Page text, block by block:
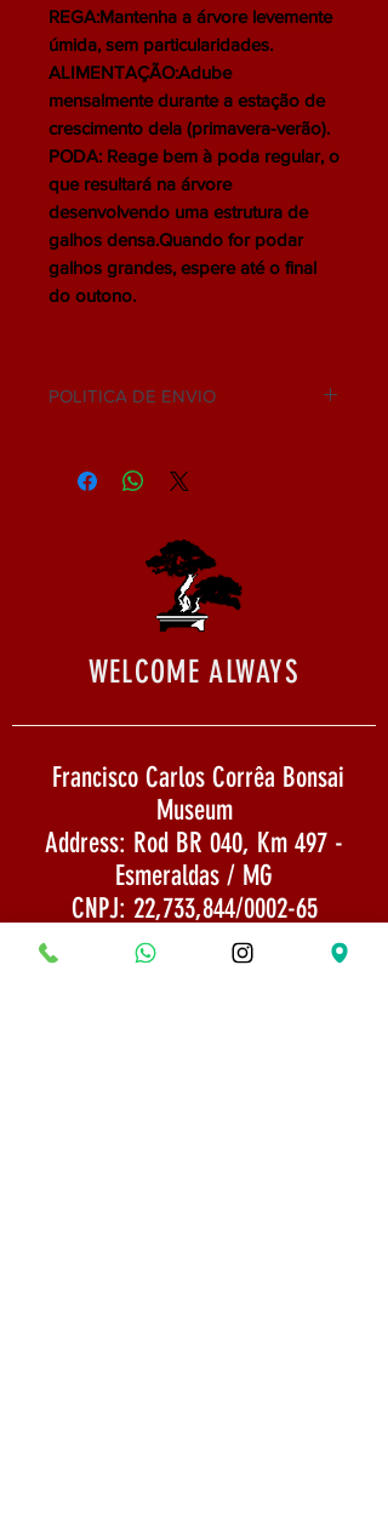
REGA:Mantenha a árvore levemente
úmida, sem particularidades.
ALIMENTAÇÃO:Adube
mensalmente durante a estação de
crescimento dela (primavera-verão).
PODA: Reage bem à poda regular, o
que resultará na árvore
desenvolvendo uma estrutura de
galhos densa.Quando for podar
galhos grandes, espere até o final
do outono.
POLITICA DE ENVIO
WELCOME ALWAYS
Francisco Carlos Corrêa Bonsai
Museum
Address: Rod BR 040, Km 497 -
Esmeraldas / MG
CNPJ: 22,733,844/0002-65
museumbonsaifrancisco@gmail.com